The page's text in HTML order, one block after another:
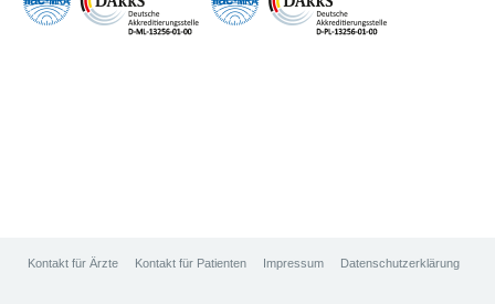
Kontakt für Ärzte Kontakt für Patienten Impressum Datenschutzerklärung